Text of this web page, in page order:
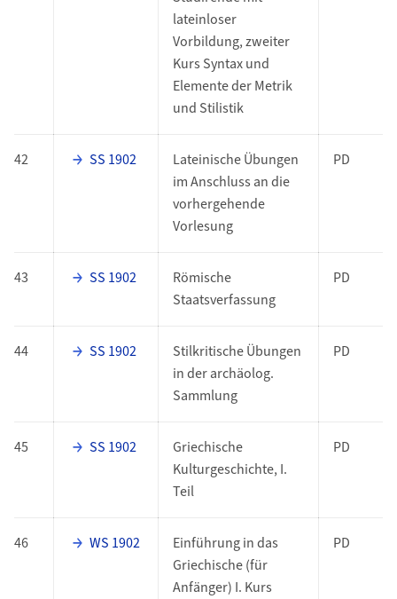
lateinloser
Vorbildung, zweiter
Kurs Syntax und
Elemente der Metrik
und Stilistik
42 SS 1902
Lateinische Übungen
im Anschluss an die
vorhergehende
Vorlesung
PD
43 SS 1902
Römische
Staatsverfassung
PD
44 SS 1902
Stilkritische Übungen
in der archäolog.
Sammlung
PD
45 SS 1902
Griechische
Kulturgeschichte, I.
Teil
PD
46 WS 1902
Einführung in das
Griechische (für
Anfänger) I. Kurs
PD